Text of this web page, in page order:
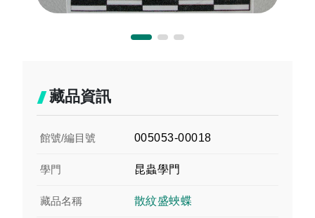
藏品資訊
館號/編目號 005053-00018
學門 昆蟲學門
藏品名稱 散紋盛蛺蝶